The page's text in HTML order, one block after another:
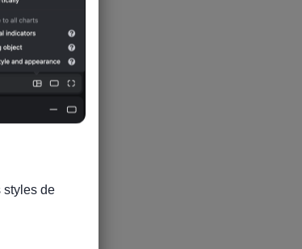
styles de